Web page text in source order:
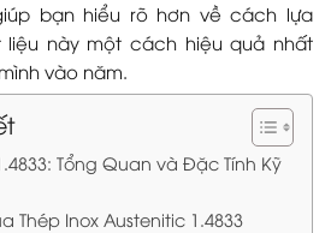
bạn hiểu rõ hơn về cách lựa
liệu này một cách hiệu quả nhất
vào năm.
Tổng Quan và Đặc Tính Kỹ
Thép Inox Austenitic 1.4833